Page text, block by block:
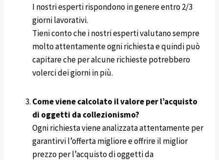
I nostri esperti rispondono in genere entro 2/3
giorni lavorativi.
Tieni conto che i nostri esperti valutano sempre
molto attentamente ogni richiesta e quindi può
capitare che per alcune richieste potrebbero
volerci dei giorni in più.
Come viene calcolato il valore per l’acquisto
di oggetti da collezionismo?
Ogni richiesta viene analizzata attentamente per
garantirvi l’offerta migliore e offrire il miglior
prezzo per l’acquisto di oggetti da